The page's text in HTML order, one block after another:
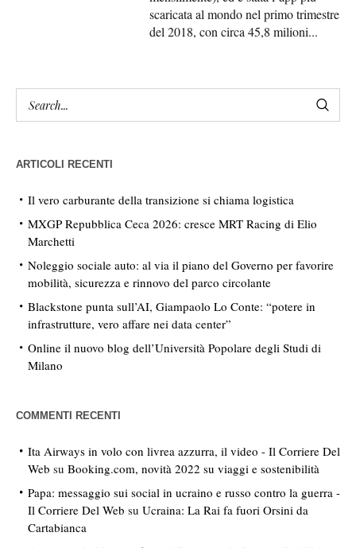
scaricata al mondo nel primo trimestre
del 2018, con circa 45,8 milioni...
ARTICOLI RECENTI
Il vero carburante della transizione si chiama logistica
MXGP Repubblica Ceca 2026: cresce MRT Racing di Elio
Marchetti
Noleggio sociale auto: al via il piano del Governo per favorire
mobilità, sicurezza e rinnovo del parco circolante
Blackstone punta sull’AI, Giampaolo Lo Conte: “potere in
infrastrutture, vero affare nei data center”
Online il nuovo blog dell’Università Popolare degli Studi di
Milano
COMMENTI RECENTI
Ita Airways in volo con livrea azzurra, il video - Il Corriere Del
Web su Booking.com, novità 2022 su viaggi e sostenibilità
Papa: messaggio sui social in ucraino e russo contro la guerra -
Il Corriere Del Web su Ucraina: La Rai fa fuori Orsini da
Cartabianca